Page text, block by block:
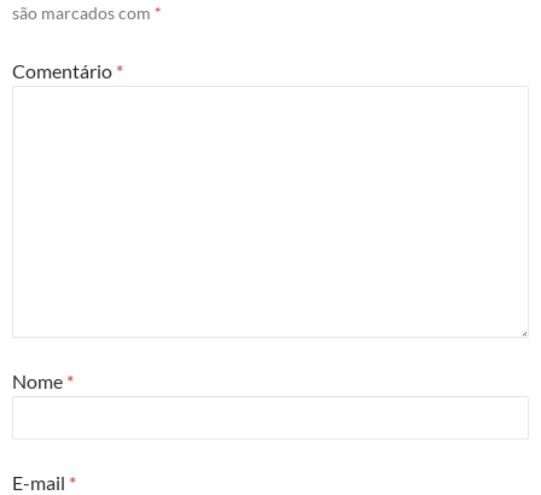
são marcados com *
Comentário *
Nome *
E-mail *